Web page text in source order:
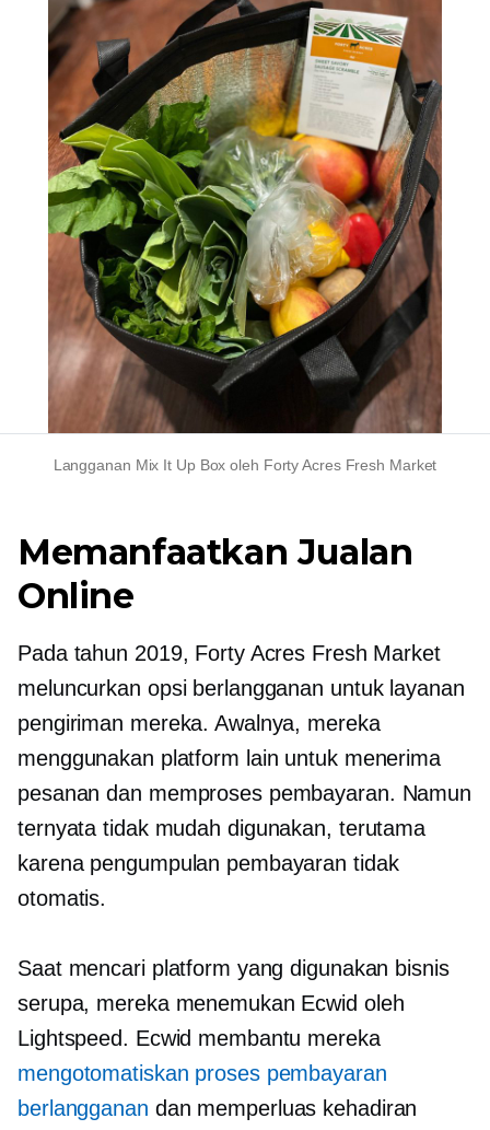
Langganan Mix It Up Box oleh Forty Acres Fresh Market
Memanfaatkan Jualan
Online
Pada tahun 2019, Forty Acres Fresh Market
meluncurkan opsi berlangganan untuk layanan
pengiriman mereka. Awalnya, mereka
menggunakan platform lain untuk menerima
pesanan dan memproses pembayaran. Namun
ternyata tidak mudah digunakan, terutama
karena pengumpulan pembayaran tidak
otomatis.
Saat mencari platform yang digunakan bisnis
serupa, mereka menemukan Ecwid oleh
Lightspeed. Ecwid membantu mereka
mengotomatiskan proses pembayaran
berlangganan dan memperluas kehadiran